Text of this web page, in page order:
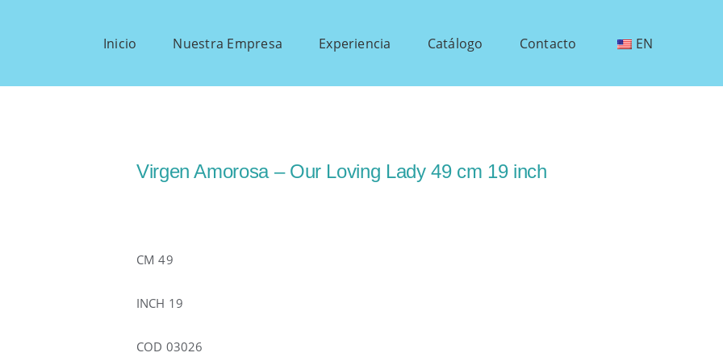
Inicio Nuestra Empresa Experiencia Catálogo Contacto EN
Virgen Amorosa – Our Loving Lady 49 cm 19 inch
CM 49
INCH 19
COD 03026